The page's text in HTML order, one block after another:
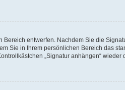
entwerfen. Nachdem Sie die
Sie in Ihrem persönlichen Bereich das
„Signatur anhängen“ wieder